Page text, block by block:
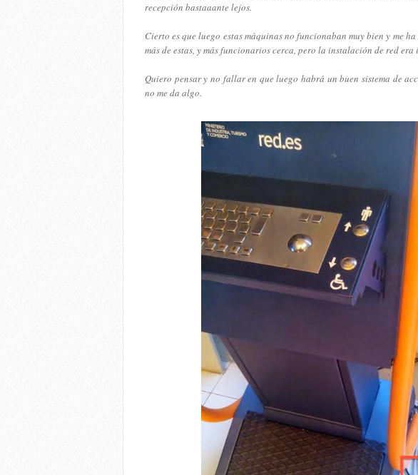
recepción bastaaante lejos.
Cierto es que luego estas máquinas no funcionaban muy bien y me
más de estas, y más funcionarios cerca, pero la instalación de red
Quiero pensar y no fallar en que luego habrá un buen sistema de
no me da algo.